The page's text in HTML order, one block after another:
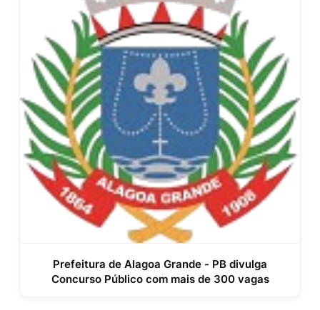
Prefeitura de Alagoa Grande - PB divulga
Concurso Público com mais de 300 vagas